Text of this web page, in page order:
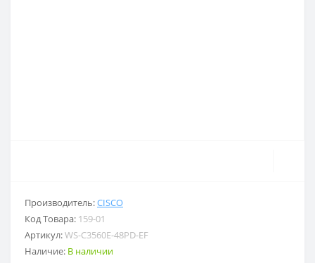
Производитель:CISCO
Код Товара: 159-01
Артикул:WS-C3560E-48PD-EF
Наличие: В наличии